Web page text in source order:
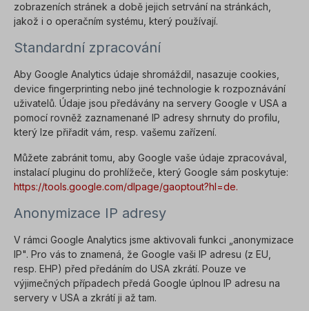
zobrazeních stránek a době jejich setrvání na stránkách,
jakož i o operačním systému, který používají.
Standardní zpracování
Aby Google Analytics údaje shromáždil, nasazuje cookies,
device fingerprinting nebo jiné technologie k rozpoznávání
uživatelů. Údaje jsou předávány na servery Google v USA a
pomocí rovněž zaznamenané IP adresy shrnuty do profilu,
který lze přiřadit vám, resp. vašemu zařízení.
Můžete zabránit tomu, aby Google vaše údaje zpracovával,
instalací pluginu do prohlížeče, který Google sám poskytuje:
https://tools.google.com/dlpage/gaoptout?hl=de.
Anonymizace IP adresy
V rámci Google Analytics jsme aktivovali funkci „anonymizace
IP". Pro vás to znamená, že Google vaši IP adresu (z EU,
resp. EHP) před předáním do USA zkrátí. Pouze ve
výjimečných případech předá Google úplnou IP adresu na
servery v USA a zkrátí ji až tam.